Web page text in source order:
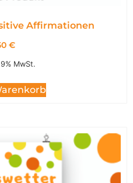
Affirmationen
€
MwSt.